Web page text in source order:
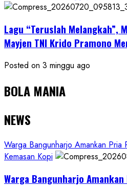
Lagu “Teruslah Melangkah”,
Mayjen TNI Krido Pramono
Posted on 3 minggu ago
BOLA MANIA
NEWS
Warga Bangunharjo Amankan Pria
Kemasan Kopi
Warga Bangunharjo